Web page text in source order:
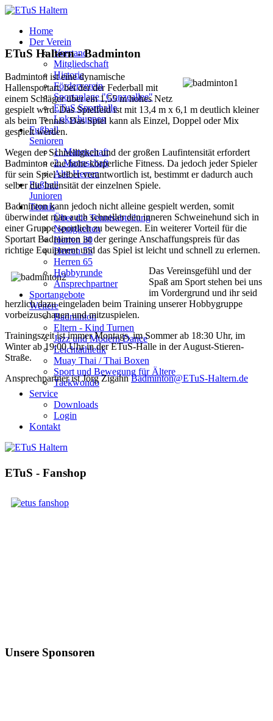
Home
Der Verein
Vorstand
Mitgliedschaft
Historie
Förderverein
Sportanlage "Conzeallee"
ETuS Sporthalle
Lokschuppen
Fußball
Senioren
1. Mannschaft
2. Mannschaft
Alte Herren
Fußball
Junioren
Tennis
Über die Tennisabteilung
Neuigkeiten
Herren 30
Herren 55
Herren 65
Hobbyrunde
Ansprechpartner
Sportangebote
Weitere
Badminton
Eltern - Kind Turnen
Jazz und Modern Dance
Leichtathletik
Muay Thai / Thai Boxen
Sport und Bewegung für Ältere
Taekwondo
Service
Downloads
Login
Kontakt
ETuS Haltern - Badminton
Badminton ist eine dynamische
Hallensportart, bei der der Federball mit
einem Schläger über ein 1,55 m hohes Netz
gespielt wird. Das Spielfeld ist mit 13,4 m x 6,1 m deutlich kleiner
als beim Tennis. Das Spiel kann als Einzel, Doppel oder Mix
gespielt werden.
Wegen der Schnelligkeit und der großen Laufintensität erfordert
Badminton eine hohe körperliche Fitness. Da jedoch jeder Spieler
für sein Spiel selber verantwortlich ist, bestimmt er dadurch auch
selber die Intensität der einzelnen Spiele.
Badminton kann jedoch nicht alleine gespielt werden, somit
überwindet man auch schneller den inneren Schweinehund sich in
einer Gruppe sportlich zu bewegen. Ein weiterer Vorteil für die
Sportart Badminton ist der geringe Anschaffungspreis für das
richtige Equipment und das Spiel ist leicht und schnell zu erlernen.
Das Vereinsgefühl und der
Spaß am Sport stehen bei uns
im Vordergrund und ihr seid
herzlich dazu eingeladen beim Training unserer Hobbygruppe
vorbeizuschauen und mitzuspielen.
Trainingszeit ist immer Montags, im Sommer ab 18:30 Uhr, im
Winter ab 19:00 Uhr in der ETuS-Halle in der August-Stieren-
Straße.
Ansprechpartner ist Jörg ZigahnBadminton@ETuS-Haltern.de
ETuS - Fanshop
Unsere Sponsoren